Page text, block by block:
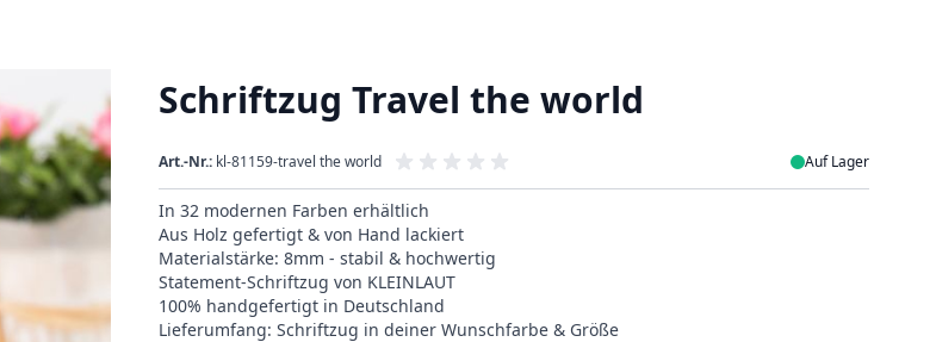
Schriftzug Travel the world
Art.-Nr.: kl-81159-travel the world Auf Lager
In 32 modernen Farben erhältlich
Aus Holz gefertigt & von Hand lackiert
Materialstärke: 8mm - stabil & hochwertig
Statement-Schriftzug von KLEINLAUT
100% handgefertigt in Deutschland
Lieferumfang: Schriftzug in deiner Wunschfarbe & Größe